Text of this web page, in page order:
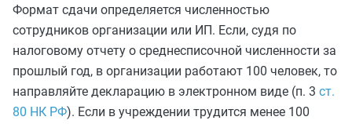
Формат сдачи определяется численностью
сотрудников организации или ИП. Если, судя по
налоговому отчету о среднесписочной численности за
прошлый год, в организации работают 100 человек, то
направляйте декларацию в электронном виде (п. 3 ст.
80 НК РФ). Если в учреждении трудится менее 100